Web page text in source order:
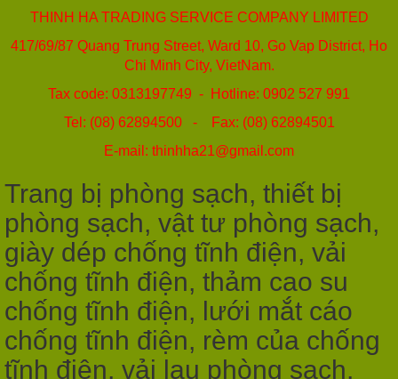
THINH HA TRADING SERVICE COMPANY LIMITED
417/69/87 Quang Trung Street, Ward 10, Go Vap District, Ho
Chi Minh City, VietNam.
Tax code: 0313197749 - Hotline: 0902 527 991
Tel: (08) 62894500 - Fax: (08) 62894501
E-mail: thinhha21@gmail.com
Trang bị phòng sạch, thiết bị
phòng sạch, vật tư phòng sạch,
giày dép chống tĩnh điện, vải
chống tĩnh điện, thảm cao su
chống tĩnh điện, lưới mắt cáo
chống tĩnh điện, rèm của chống
tĩnh điện, vải lau phòng sạch,